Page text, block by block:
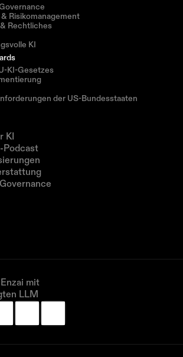
Risikomanagement
Rechtliches
KI
KI-Gesetzes
der US-Bundesstaaten
KI
Podcast
mit
LLM